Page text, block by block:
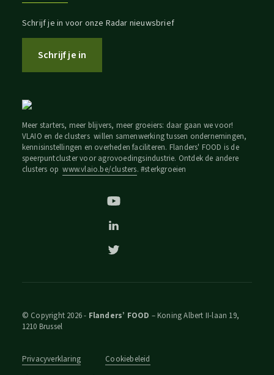
Schrijf je in voor onze Radar nieuwsbrief
Schrijf je in
Meer starters, meer blijvers, meer groeiers: daar gaan we voor!
VLAIO en de clusters willen samenwerking tussen ondernemingen,
kennisinstellingen en overheden faciliteren. Flanders' FOOD is de
speerpuntcluster voor agrovoedingsindustrie. Ontdek de andere
clusters opwww.vlaio.be/clusters. #sterkgroeien
© Copyright 2026 - Flanders’ FOOD – Koning Albert II-laan 19,
1210 Brussel
Privacyverklaring
Cookiebeleid